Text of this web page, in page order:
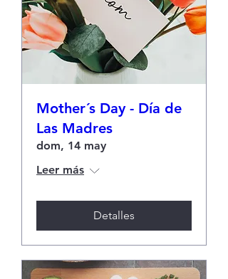
Mother´s Day - Día de
Las Madres
dom, 14 may
Leer más
Detalles